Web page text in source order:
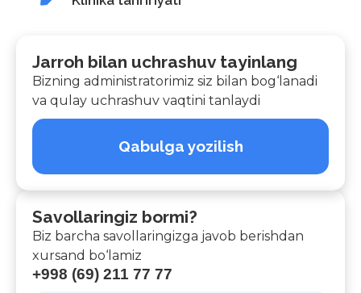
Jarroh bilan uchrashuv tayinlang
Bizning administratorimiz siz bilan bog‘lanadi
va qulay uchrashuv vaqtini tanlaydi
Qabulga yozilish
Savollaringiz bormi?
Biz barcha savollaringizga javob berishdan
xursand bo‘lamiz
+998 (69) 211 77 77